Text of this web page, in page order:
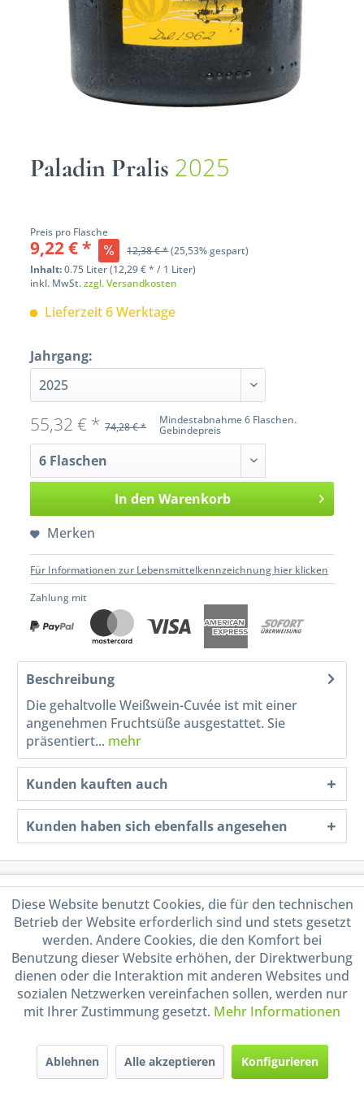
Paladin Pralis 2025
Preis pro Flasche
9,22 € * 12,38 € *(25,53% gespart)
Inhalt:0.75 Liter (12,29 € * / 1 Liter)
inkl. MwSt.zzgl. Versandkosten
Lieferzeit 6 Werktage
Jahrgang:
Mindestabnahme 6 Flaschen.
Gebindepreis
55,32 € * 74,28 € *
In den Warenkorb
Merken
Für Informationen zur Lebensmittelkennzeichnung hier klicken
Zahlung mit
Beschreibung
Die gehaltvolle Weißwein-Cuvée ist mit einer
angenehmen Fruchtsüße ausgestattet. Sie
präsentiert... mehr
Kunden kauften auch
Kunden haben sich ebenfalls angesehen
Shop Service
Informationen
Handel mit BIO-Weinen
durch DE-ÖKO-009
Diese Website benutzt Cookies, die für den technischen
Betrieb der Website erforderlich sind und stets gesetzt
werden. Andere Cookies, die den Komfort bei
Benutzung dieser Website erhöhen, der Direktwerbung
dienen oder die Interaktion mit anderen Websites und
sozialen Netzwerken vereinfachen sollen, werden nur
mit Ihrer Zustimmung gesetzt. Mehr Informationen
Ablehnen Alle akzeptieren Konfigurieren